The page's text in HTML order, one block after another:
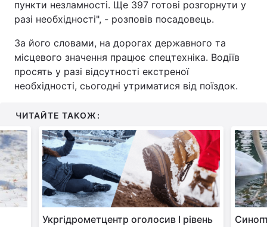
пункти незламності. Ще 397 готові розгорнути у
разі необхідності", - розповів посадовець.
За його словами, на дорогах державного та
місцевого значення працює спецтехніка. Водіїв
просять у разі відсутності екстреної
необхідності, сьогодні утриматися від поїздок.
ЧИТАЙТЕ ТАКОЖ:
Укргідрометцентр оголосив I рівень